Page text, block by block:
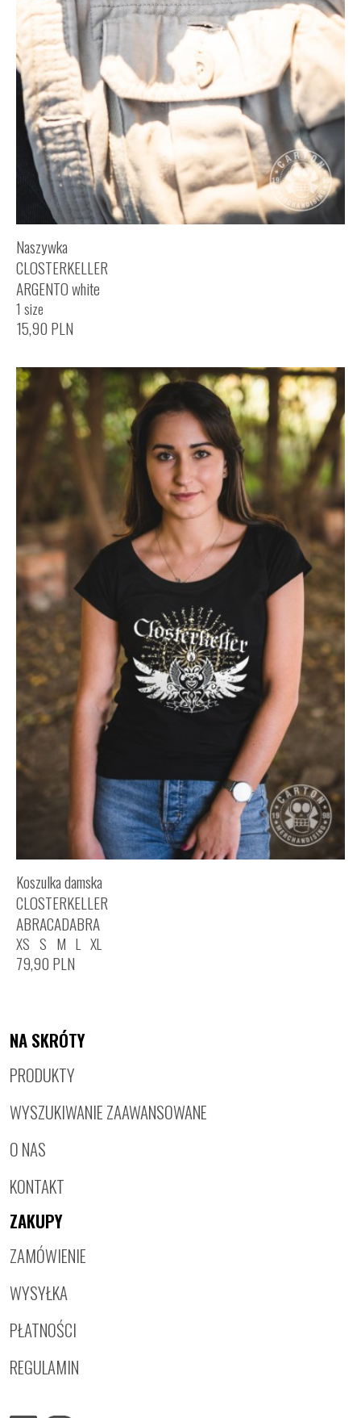
Naszywka
CLOSTERKELLER
ARGENTO white
1 size
15,90 PLN
Koszulka damska
CLOSTERKELLER
ABRACADABRA
XS S M L XL
79,90 PLN
NA SKRÓTY
PRODUKTY
WYSZUKIWANIE ZAAWANSOWANE
O NAS
KONTAKT
ZAKUPY
ZAMÓWIENIE
WYSYŁKA
PŁATNOŚCI
REGULAMIN